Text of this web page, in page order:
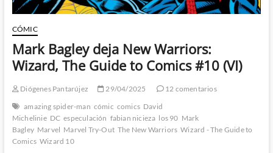
CÓMIC
Mark Bagley deja New Warriors:
Wizard, The Guide to Comics #10 (VI)
Diógenes Pantarújez 29/04/2025
12 comentarios
amazing spider-man cómic comics David
Michelinie DC especulación fabian nicieza los 90 Mark
Bagley Marvel Marvel Try-Out The New Warriors Wizard - The Guide to
Comics Wizard 10